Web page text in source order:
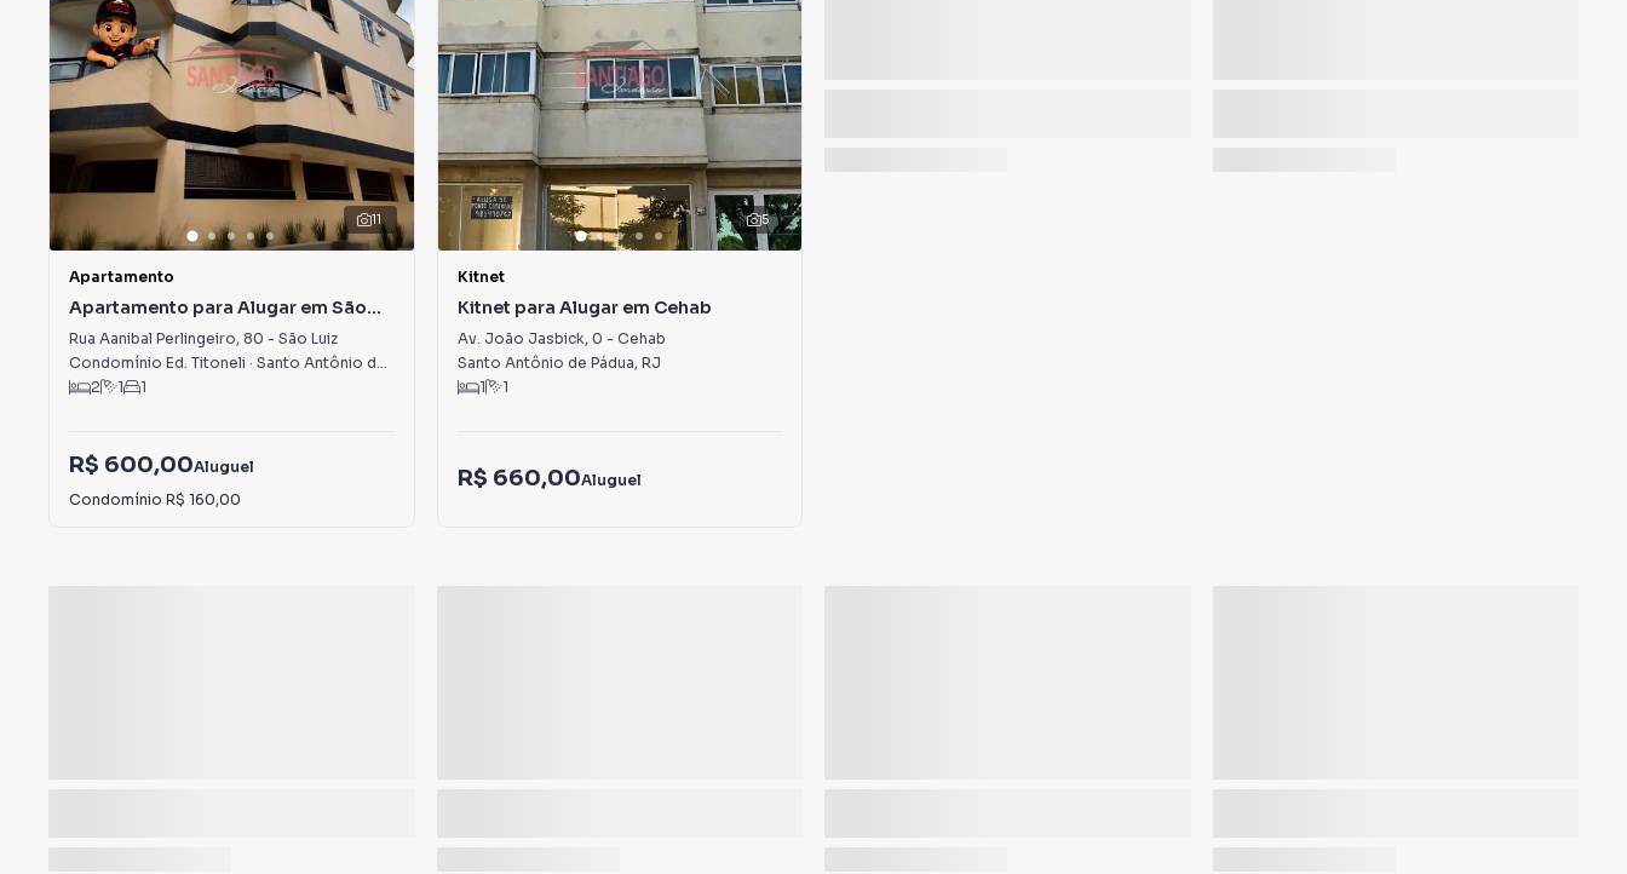
11
Apartamento
Apartamento para Alugar em São
Luiz
Rua Aanibal Perlingeiro, 80 - São Luiz
Condomínio Ed. Titoneli · Santo Antônio de Pádua
RJ
2
1 1
R$ 600,00Aluguel
Condomínio R$ 160,00
5
Kitnet
Kitnet para Alugar em Cehab
Av. João Jasbick, 0 - Cehab
Santo Antônio de Pádua, RJ
1
1
R$ 660,00Aluguel